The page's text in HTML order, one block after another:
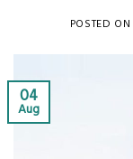
POSTED ON
04
Aug